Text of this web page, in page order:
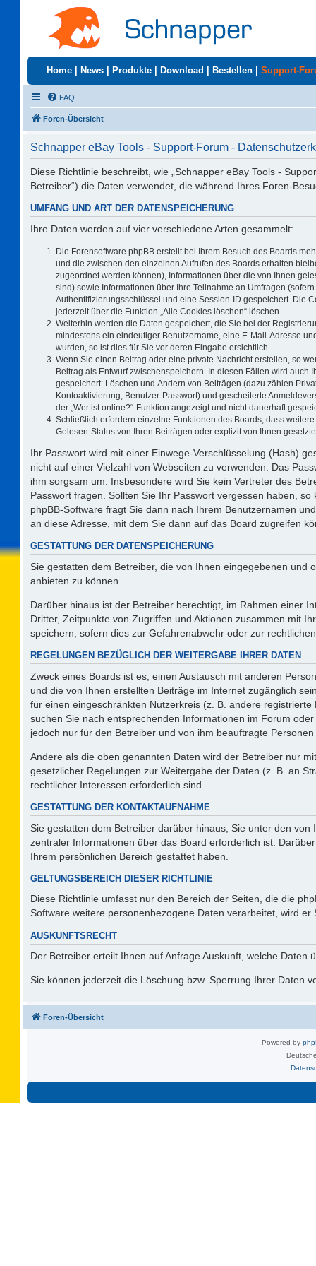
Home News Produkte Download Bestellen Support-
FAQ
Foren-Übersicht
Schnapper eBay Tools - Support-Forum -
Diese Richtlinie beschreibt, wie „Schnapper eBay Tools -
Betreiber“) die Daten verwendet, die während Ihres Foren-
UMFANG UND ART DER DATENSPEICHERUNG
Ihre Daten werden auf vier verschiedene Arten gesammelt:
Die Forensoftware phpBB erstellt bei Ihrem Besuch des Boards
und die zwischen den einzelnen Aufrufen des Boards erhalten
zugeordnet werden können), Informationen über die von Ihnen
sind) sowie Informationen über Ihre Teilnahme an Umfragen
Authentifizierungsschlüssel und eine Session-ID gespeichert. Die
jederzeit über die Funktion „Alle Cookies löschen“ löschen.
Weiterhin werden die Daten gespeichert, die Sie bei der
mindestens ein eindeutiger Benutzername, eine E-Mail-Adresse
wurden, so ist dies für Sie vor deren Eingabe ersichtlich.
Wenn Sie einen Beitrag oder eine private Nachricht erstellen, so
Beitrag als Entwurf zwischenspeichern. In diesen Fällen wird
gespeichert: Löschen und Ändern von Beiträgen (dazu zählen
Kontoaktivierung, Benutzer-Passwort) und gescheiterte
der „Wer ist online?“-Funktion angezeigt und nicht dauerhaft
Schließlich erfordern einzelne Funktionen des Boards, dass
Gelesen-Status von Ihren Beiträgen oder explizit von Ihnen
Ihr Passwort wird mit einer Einwege-Verschlüsselung (Hash)
nicht auf einer Vielzahl von Webseiten zu verwenden. Das
ihm sorgsam um. Insbesondere wird Sie kein Vertreter des
Passwort fragen. Sollten Sie Ihr Passwort vergessen haben,
phpBB-Software fragt Sie dann nach Ihrem Benutzernamen
an diese Adresse, mit dem Sie dann auf das Board zugreifen
GESTATTUNG DER DATENSPEICHERUNG
Sie gestatten dem Betreiber, die von Ihnen eingegebenen
anbieten zu können.
Darüber hinaus ist der Betreiber berechtigt, im Rahmen einer
Dritter, Zeitpunkte von Zugriffen und Aktionen zusammen mit
speichern, sofern dies zur Gefahrenabwehr oder zur
REGELUNGEN BEZÜGLICH DER WEITERGABE IHRER DATEN
Zweck eines Boards ist es, einen Austausch mit anderen
und die von Ihnen erstellten Beiträge im Internet zugänglich
für einen eingeschränkten Nutzerkreis (z. B. andere
suchen Sie nach entsprechenden Informationen im Forum
jedoch nur für den Betreiber und von ihm beauftragte
Andere als die oben genannten Daten wird der Betreiber nur
gesetzlicher Regelungen zur Weitergabe der Daten (z. B. an
rechtlicher Interessen erforderlich sind.
GESTATTUNG DER KONTAKTAUFNAHME
Sie gestatten dem Betreiber darüber hinaus, Sie unter den
zentraler Informationen über das Board erforderlich ist.
Ihrem persönlichen Bereich gestattet haben.
GELTUNGSBEREICH DIESER RICHTLINIE
Diese Richtlinie umfasst nur den Bereich der Seiten, die die
Software weitere personenbezogene Daten verarbeitet, wird
AUSKUNFTSRECHT
Der Betreiber erteilt Ihnen auf Anfrage Auskunft, welche Daten
Sie können jederzeit die Löschung bzw. Sperrung Ihrer Daten
Foren-Übersicht
Powered by